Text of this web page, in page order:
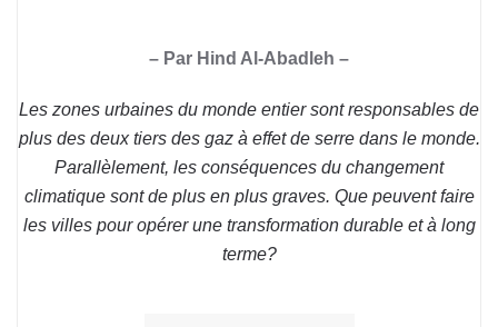
– Par Hind Al-Abadleh –
Les zones urbaines du monde entier sont responsables de
plus des deux tiers des gaz à effet de serre dans le monde.
Parallèlement, les conséquences du changement
climatique sont de plus en plus graves. Que peuvent faire
les villes pour opérer une transformation durable et à long
terme?